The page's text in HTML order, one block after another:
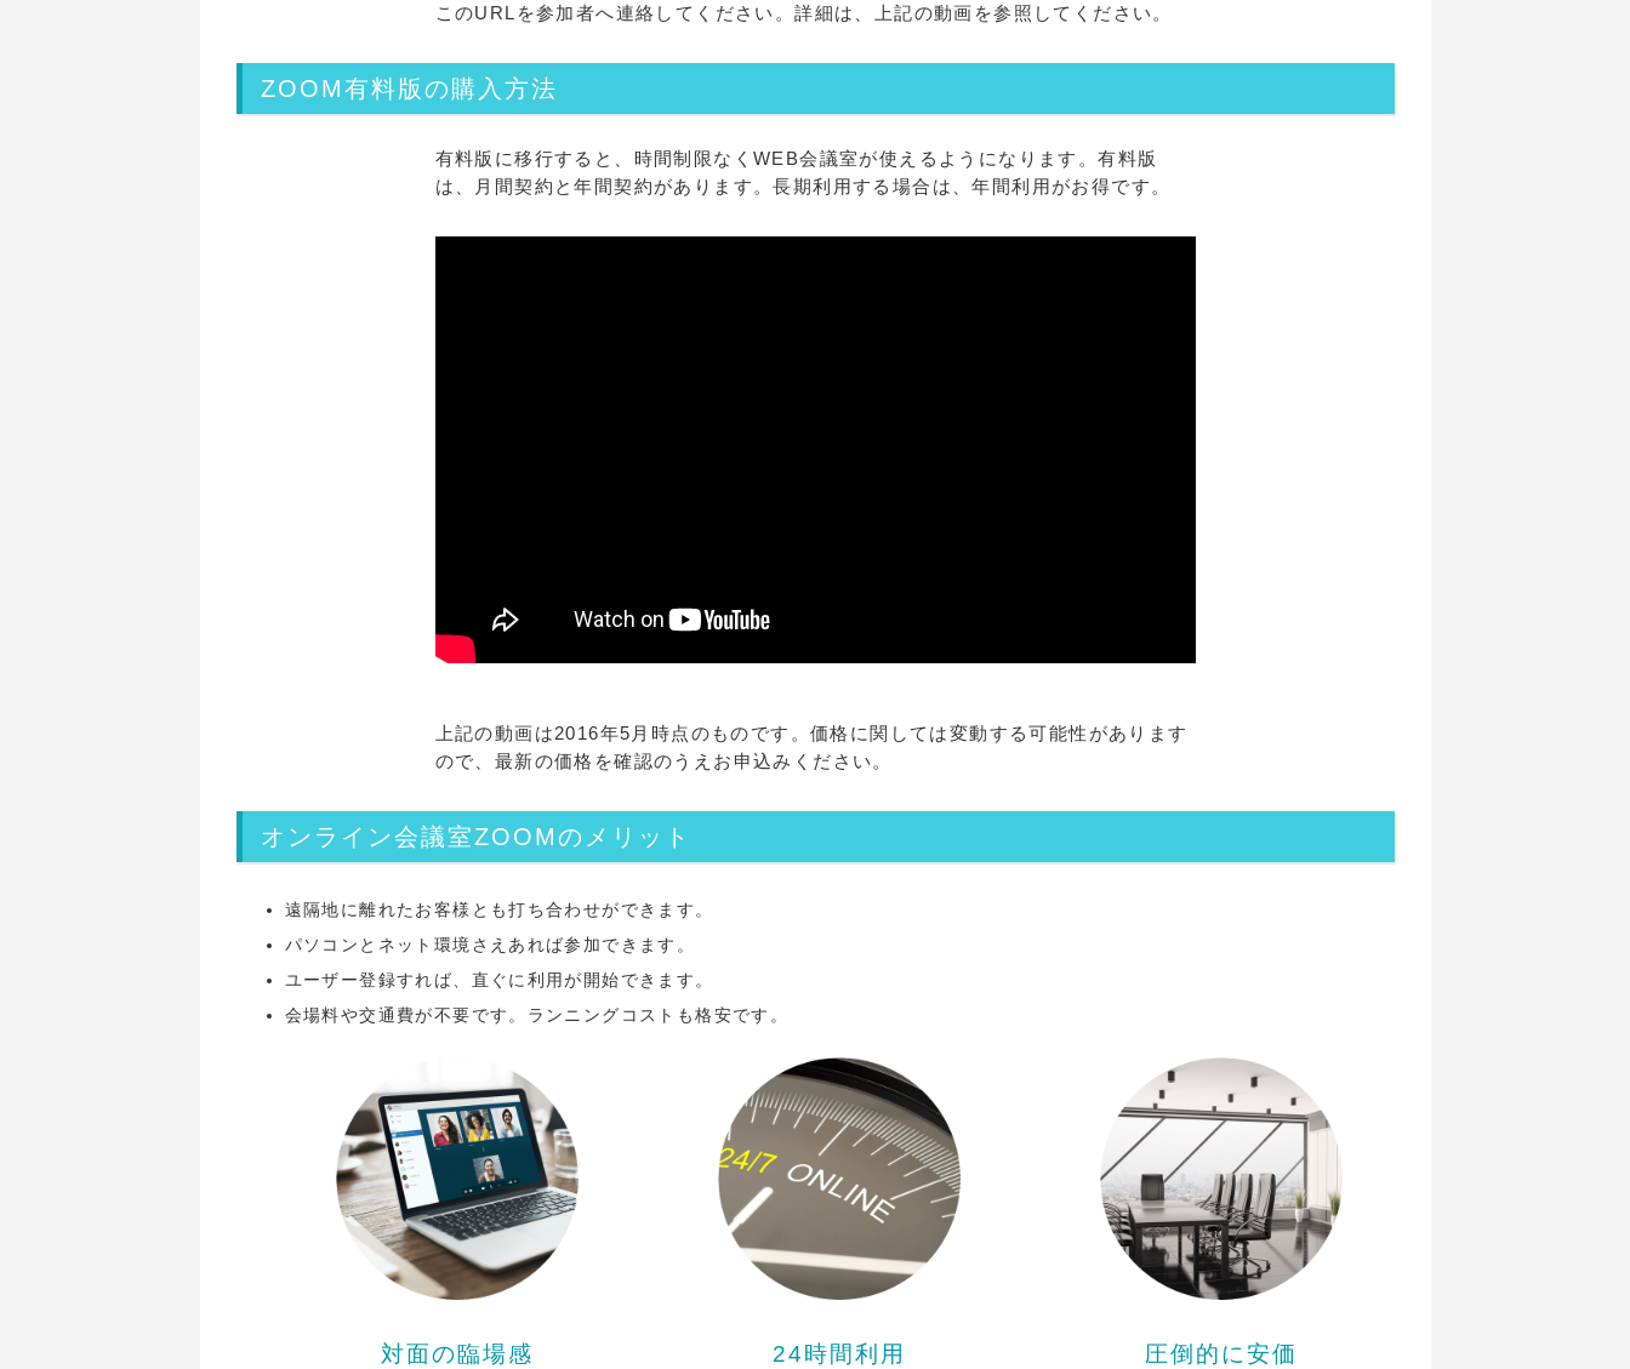
このURLを参加者へ連絡してください。詳細は、上記の動画を参照してください。
ZOOM有料版の購入方法
有料版に移行すると、時間制限なくWEB会議室が使えるようになります。有料版
は、月間契約と年間契約があります。長期利用する場合は、年間利用がお得です。
上記の動画は2016年5月時点のものです。価格に関しては変動する可能性があります
ので、最新の価格を確認のうえお申込みください。
オンライン会議室ZOOMのメリット
遠隔地に離れたお客様とも打ち合わせができます。
パソコンとネット環境さえあれば参加できます。
ユーザー登録すれば、直ぐに利用が開始できます。
会場料や交通費が不要です。ランニングコストも格安です。
対面の臨場感 24時間利用 圧倒的に安価